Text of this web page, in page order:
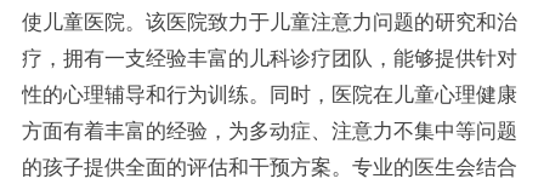
使儿童医院。该医院致力于儿童注意力问题的研究和治
疗，拥有一支经验丰富的儿科诊疗团队，能够提供针对
性的心理辅导和行为训练。同时，医院在儿童心理健康
方面有着丰富的经验，为多动症、注意力不集中等问题
的孩子提供全面的评估和干预方案。专业的医生会结合